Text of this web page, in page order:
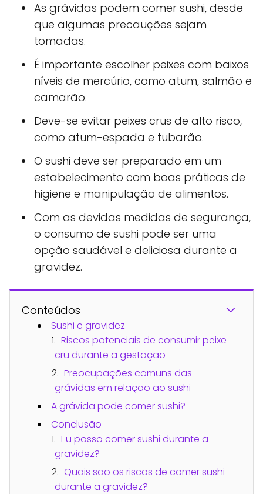
As grávidas podem comer sushi, desde
que algumas precauções sejam
tomadas.
É importante escolher peixes com baixos
níveis de mercúrio, como atum, salmão e
camarão.
Deve-se evitar peixes crus de alto risco,
como atum-espada e tubarão.
O sushi deve ser preparado em um
estabelecimento com boas práticas de
higiene e manipulação de alimentos.
Com as devidas medidas de segurança,
o consumo de sushi pode ser uma
opção saudável e deliciosa durante a
gravidez.
Conteúdos
Sushi e gravidez
Riscos potenciais de consumir peixe
cru durante a gestação
Preocupações comuns das
grávidas em relação ao sushi
A grávida pode comer sushi?
Conclusão
Eu posso comer sushi durante a
gravidez?
Quais são os riscos de comer sushi
durante a gravidez?